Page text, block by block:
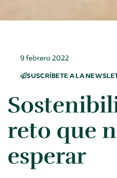
9 febrero 2022
SUSCRÍBETE A LA
reto que
esperar